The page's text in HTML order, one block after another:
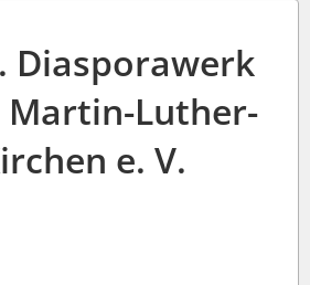
Diasporawerk
Martin-Luther-
e. V.